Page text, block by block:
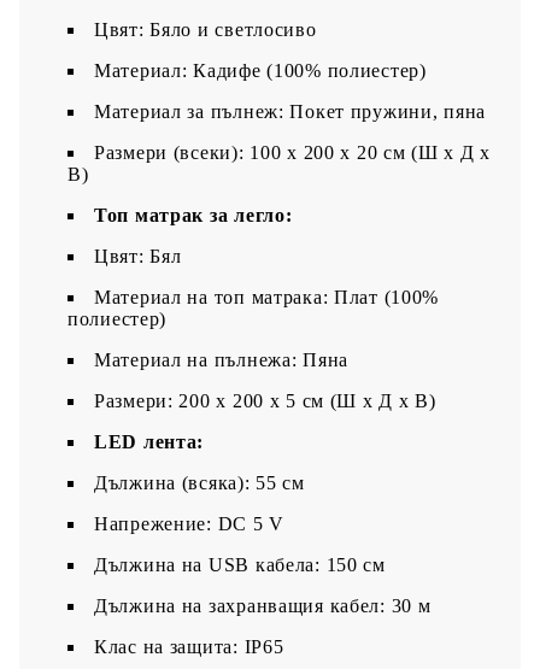
Цвят: Бяло и светлосиво
Материал: Кадифе (100% полиестер)
Материал за пълнеж: Покет пружини, пяна
Размери (всеки): 100 x 200 x 20 см (Ш x Д x
В)
Топ матрак за легло:
Цвят: Бял
Материал на топ матрака: Плат (100%
полиестер)
Материал на пълнежа: Пяна
Размери: 200 x 200 x 5 см (Ш x Д x В)
LED лента:
Дължина (всяка): 55 см
Напрежение: DC 5 V
Дължина на USB кабела: 150 см
Дължина на захранващия кабел: 30 м
Клас на защита: IP65